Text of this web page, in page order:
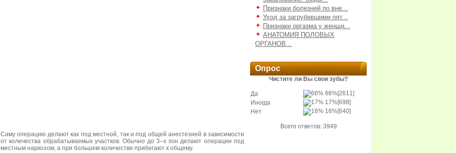
Саму операцию делают как под местной, так и под общей анестезией в зависимости
от количества обрабатываемых участков. Обычно до 3–х зон делают операции под
местным наркозом, а при большем количестве прибегают к общему.
Признаки болезней по вне...
Уход за загрубевшими пят...
Признаки оргазма у женщи...
АНАТОМИЯ ПОЛОВЫХ
ОРГАНОВ...
Опрос
Чистите ли Вы свои зубы?
Да 66%[2611]
Иногда
17%[698]
Нет
16%[640]
Всего ответов: 3949